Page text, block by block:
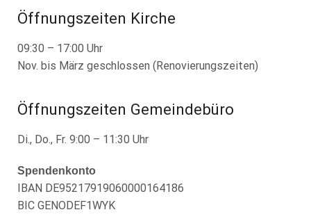
Öffnungszeiten Kirche
09:30 – 17:00 Uhr
Nov. bis März geschlossen (Renovierungszeiten)
Öffnungszeiten Gemeindebüro
Di., Do., Fr. 9:00 – 11:30 Uhr
Spendenkonto
IBAN DE95217919060000164186
BIC GENODEF1WYK